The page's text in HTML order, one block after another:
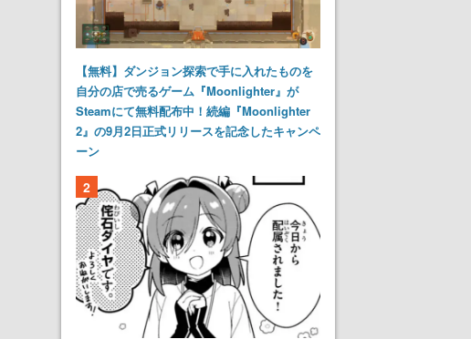
【無料】ダンジョン探索で手に入れたものを
自分の店で売るゲーム『Moonlighter』が
Steamにて無料配布中！続編『Moonlighter
2』の9月2日正式リリースを記念したキャンペ
ーン
2